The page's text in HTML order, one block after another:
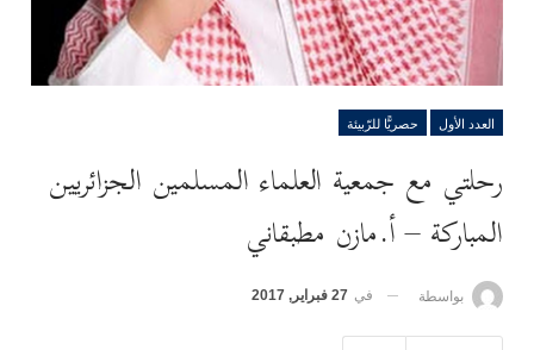
العدد الأول حصريًّا للرّبيئة
رحلتي مع جمعية العلماء المسلمين الجزائريين
المباركة – أ.مازن مطبقاني
بواسطة في 27 فبراير, 2017